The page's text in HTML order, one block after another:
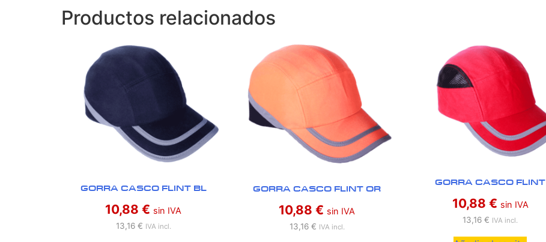
Productos relacionados
GORRA CASCO FLINT BL
10,88€ sin IVA
13,16 € IVA incl.
GORRA CASCO FLINT OR
10,88€ sin IVA
13,16 € IVA incl.
GORRA CASCO FLINT
10,88 € sin IVA
13,16€ IVA incl.